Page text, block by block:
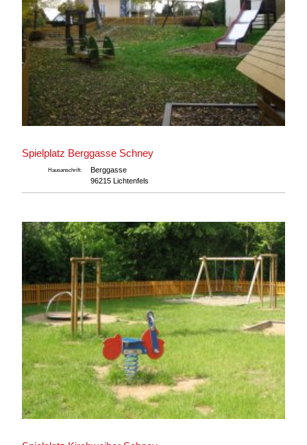
Spielplatz Berggasse Schney
Hausanschrift:
Berggasse
96215 Lichtenfels